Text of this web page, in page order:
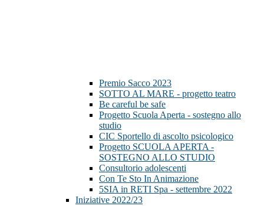
Premio Sacco 2023
SOTTO AL MARE - progetto teatro
Be careful be safe
Progetto Scuola Aperta - sostegno allo
studio
CIC Sportello di ascolto psicologico
Progetto SCUOLA APERTA -
SOSTEGNO ALLO STUDIO
Consultorio adolescenti
Con Te Sto In Animazione
5SIA in RETI Spa - settembre 2022
Iniziative 2022/23